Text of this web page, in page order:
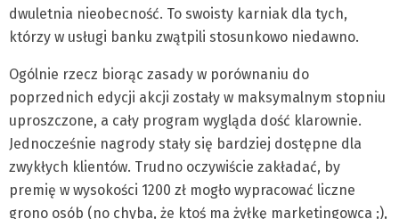
dwuletnia nieobecność. To swoisty karniak dla tych,
którzy w usługi banku zwątpili stosunkowo niedawno.
Ogólnie rzecz biorąc zasady w porównaniu do
poprzednich edycji akcji zostały w maksymalnym stopniu
uproszczone, a cały program wygląda dość klarownie.
Jednocześnie nagrody stały się bardziej dostępne dla
zwykłych klientów. Trudno oczywiście zakładać, by
premię w wysokości 1200 zł mogło wypracować liczne
grono osób (no chyba, że ktoś ma żyłkę marketingowca ;),